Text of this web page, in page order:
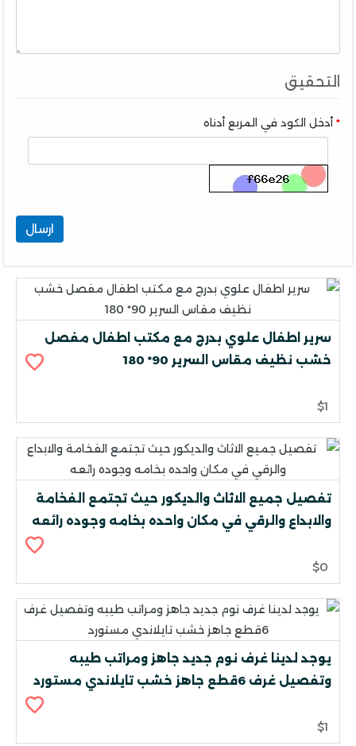
التحقيق
أدخل الكود في المربع أدناه
ارسال
سرير اطفال علوي بدرج مع مكتب اطفال مفصل
خشب نظيف مقاس السرير 90* 180
$1
تفصيل جميع الاثاث والديكور حيث تجتمع الفخامة
والابداع والرقي في مكان واحده بخامه وجوده رائعه
$0
يوجد لدينا غرف نوم جديد جاهز ومراتب طيبه
وتفصيل غرف 6قطع جاهز خشب تايلاندي مستورد
$1